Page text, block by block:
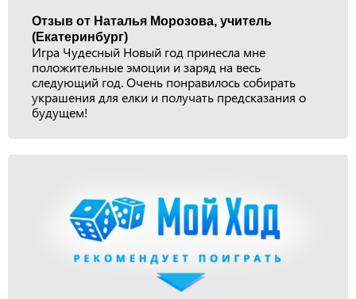
Отзыв от Наталья Морозова, учитель
(Екатеринбург)
Игра Чудесный Новый год принесла мне
положительные эмоции и заряд на весь
следующий год. Очень понравилось собирать
украшения для елки и получать предсказания о
будущем!